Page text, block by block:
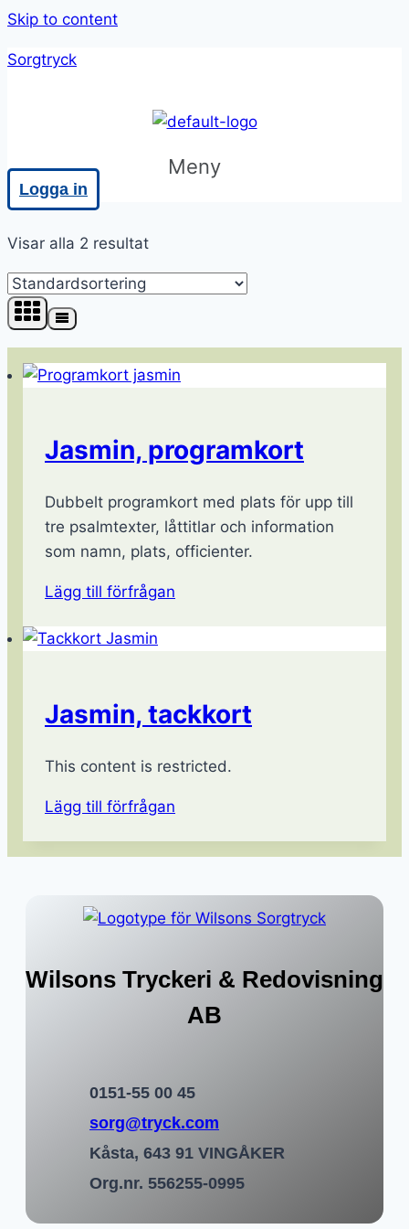
Skip to content
Sorgtryck
Meny
Logga in
Visar alla 2 resultat
Jasmin, programkort
Dubbelt programkort med plats för upp till
tre psalmtexter, låttitlar och information
som namn, plats, officienter.
Lägg till förfrågan
Jasmin, tackkort
This content is restricted.
Lägg till förfrågan
Wilsons Tryckeri & Redovisning
AB
0151-55 00 45
sorg@tryck.com
Kåsta, 643 91 VINGÅKER
Org.nr. 556255-0995